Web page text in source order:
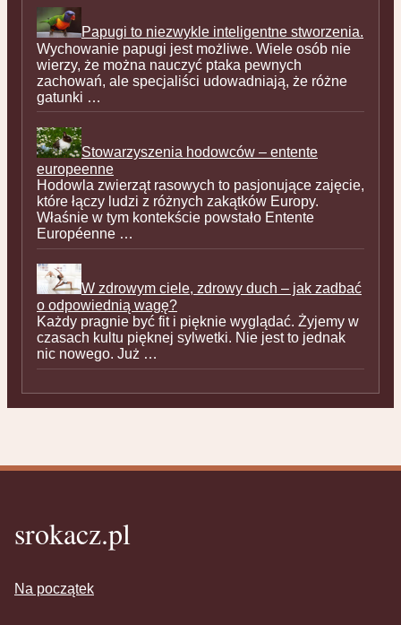
Papugi to niezwykle inteligentne stworzenia.
Wychowanie papugi jest możliwe. Wiele osób nie
wierzy, że można nauczyć ptaka pewnych
zachowań, ale specjaliści udowadniają, że różne
gatunki …
Stowarzyszenia hodowców – entente
europeenne
Hodowla zwierząt rasowych to pasjonujące zajęcie,
które łączy ludzi z różnych zakątków Europy.
Właśnie w tym kontekście powstało Entente
Européenne …
W zdrowym ciele, zdrowy duch – jak zadbać
o odpowiednią wagę?
Każdy pragnie być fit i pięknie wyglądać. Żyjemy w
czasach kultu pięknej sylwetki. Nie jest to jednak
nic nowego. Już …
srokacz.pl
Na początek